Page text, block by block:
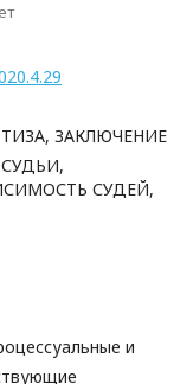
ЗАКЛЮЧЕНИЕ
СУДЕЙ,
и